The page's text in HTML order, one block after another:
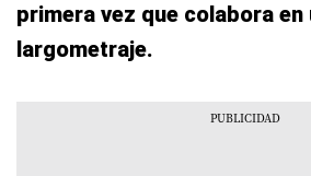
primera vez que colabora en
largometraje.